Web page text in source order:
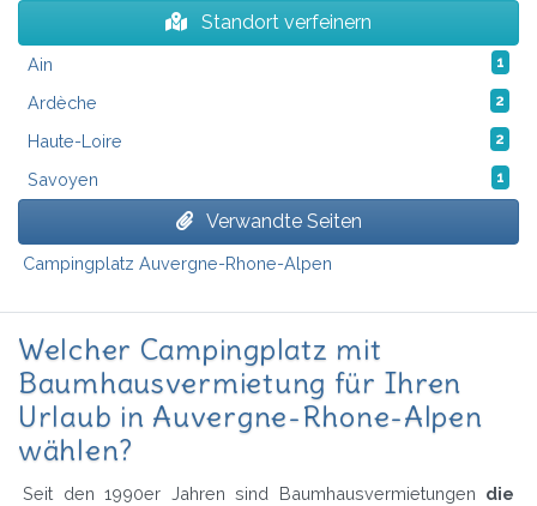
Standort verfeinern
Ain 1
Ardèche 2
Haute-Loire 2
Savoyen 1
Verwandte Seiten
Campingplatz Auvergne-Rhone-Alpen
Welcher Campingplatz mit
Baumhausvermietung für Ihren
Urlaub in Auvergne-Rhone-Alpen
wählen?
Seit den 1990er Jahren sind Baumhausvermietungen die